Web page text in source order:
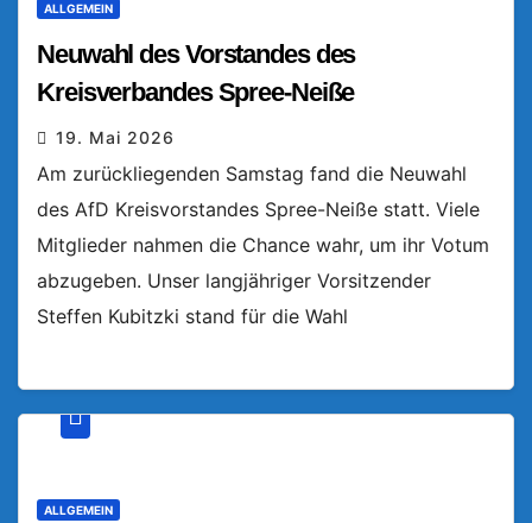
ALLGEMEIN
Neuwahl des Vorstandes des
Kreisverbandes Spree-Neiße
19. Mai 2026
Am zurückliegenden Samstag fand die Neuwahl
des AfD Kreisvorstandes Spree-Neiße statt. Viele
Mitglieder nahmen die Chance wahr, um ihr Votum
abzugeben. Unser langjähriger Vorsitzender
Steffen Kubitzki stand für die Wahl
ALLGEMEIN